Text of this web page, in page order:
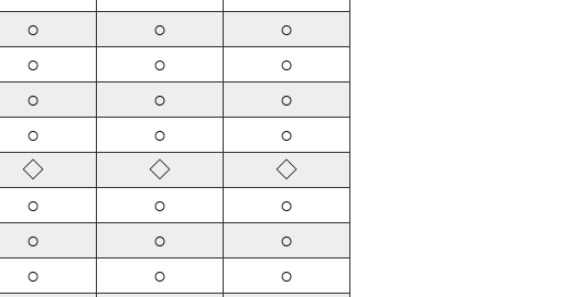
○ ○ ○
○ ○ ○
○ ○ ○
○ ○ ○
◇ ◇ ◇
○ ○ ○
○ ○ ○
○ ○ ○